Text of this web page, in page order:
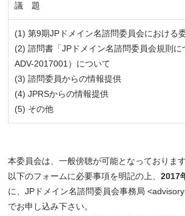
議 題
(1) 第9期JPドメイン名諮問委員会における
(2) 諮問書「JPドメイン名諮問委員会規則に
ADV-2017001）について
(3) 諮問委員からの情報提供
(4) JPRSからの情報提供
(5) その他
本委員会は、一般傍聴が可能となっております
以下のフォームに必要事項を明記の上、2017
に、JPドメイン名諮問委員会事務局
でお申し込み下さい。